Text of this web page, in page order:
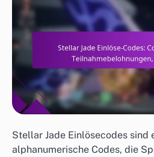
Stellar Jade Einlösecodes sind
alphanumerische Codes, die